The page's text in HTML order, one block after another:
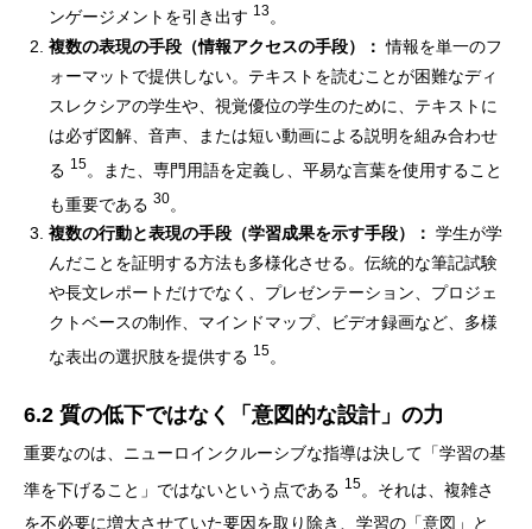
ンゲージメントを引き出す 13。
複数の表現の手段（情報アクセスの手段）： 情報を単一のフ
ォーマットで提供しない。テキストを読むことが困難なディ
スレクシアの学生や、視覚優位の学生のために、テキストに
は必ず図解、音声、または短い動画による説明を組み合わせ
る 15。また、専門用語を定義し、平易な言葉を使用すること
も重要である 30。
複数の行動と表現の手段（学習成果を示す手段）： 学生が学
んだことを証明する方法も多様化させる。伝統的な筆記試験
や長文レポートだけでなく、プレゼンテーション、プロジェ
クトベースの制作、マインドマップ、ビデオ録画など、多様
な表出の選択肢を提供する 15。
6.2 質の低下ではなく「意図的な設計」の力
重要なのは、ニューロインクルーシブな指導は決して「学習の基
準を下げること」ではないという点である 15。それは、複雑さ
を不必要に増大させていた要因を取り除き、学習の「意図」と